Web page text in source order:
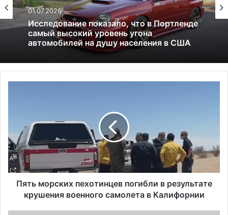
Все новости
01.07.2026
США
13.06.2025
Америка имеет огромный избыток сыра
о
р
с
к
Пять морских пехотинцев погибли в результате
крушения военного самолета в Калифорнии